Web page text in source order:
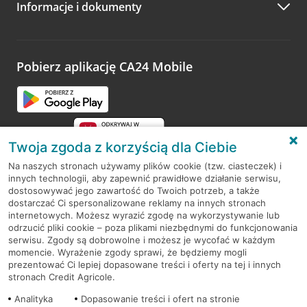
Zachęcamy do podzielenia się z nami opinią o wizycie.
opinie.
Informacje i dokumenty
Pobierz aplikację CA24 Mobile
RODO
Regulamin serwisu
Mapa serwisu
PolitykaCookies
Twoja zgoda z korzyścią dla Ciebie
Na naszych stronach używamy plików cookie (tzw. ciasteczek) i
innych technologii, aby zapewnić prawidłowe działanie serwisu,
dostosowywać jego zawartość do Twoich potrzeb, a także
dostarczać Ci spersonalizowane reklamy na innych stronach
internetowych. Możesz wyrazić zgodę na wykorzystywanie lub
odrzucić pliki cookie – poza plikami niezbędnymi do funkcjonowania
serwisu. Zgody są dobrowolne i możesz je wycofać w każdym
momencie. Wyrażenie zgody sprawi, że będziemy mogli
prezentować Ci lepiej dopasowane treści i oferty na tej i innych
stronach Credit Agricole.
Analityka
Dopasowanie treści i ofert na stronie